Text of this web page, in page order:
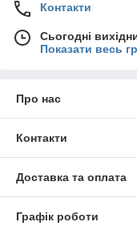
Контакти
Сьогодні
Показати весь
Про нас
Контакти
Доставка та оплата
Графік роботи